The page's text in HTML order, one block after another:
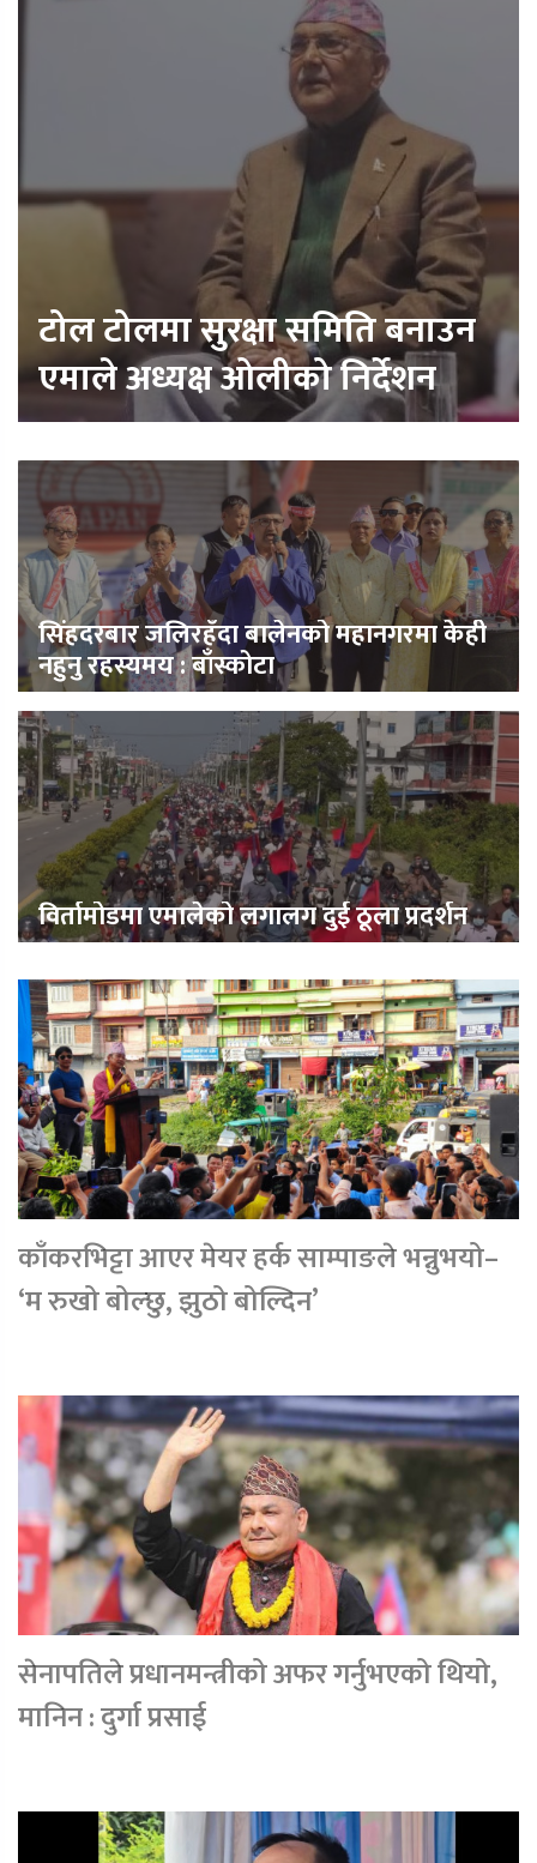
टोल टोलमा सुरक्षा समिति बनाउन
एमाले अध्यक्ष ओलीको निर्देशन
सिंहदरबार जलिरहँदा बालेनको महानगरमा केही
नहुनु रहस्यमय : बाँस्कोटा
विर्तामोडमा एमालेको लगालग दुई ठूला प्रदर्शन
काँकरभिट्टा आएर मेयर हर्क साम्पाङले भन्नुभयो–
‘म रुखो बोल्छु, झुठो बोल्दिन’
सेनापतिले प्रधानमन्त्रीको अफर गर्नुभएको थियो,
मानिन : दुर्गा प्रसाई